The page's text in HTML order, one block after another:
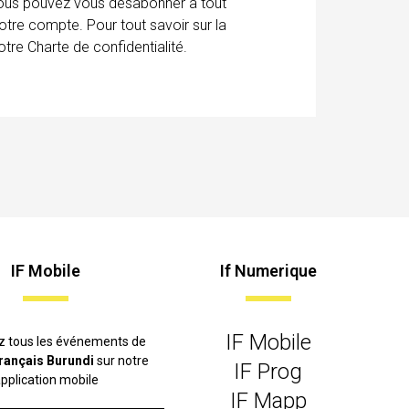
compte. Pour tout savoir sur la
Charte de confidentialité.
IF Mobile
tous les événements de
Burundisur notre
mobile
If Numerique
IF Mobile
IF Prog
IF Mapp